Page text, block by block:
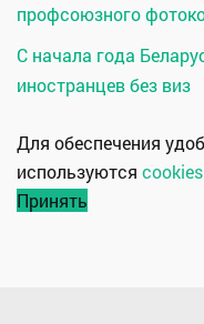
профсоюзного
С начала года
иностранцев без виз
Для обеспечения
используются cookies
Принять